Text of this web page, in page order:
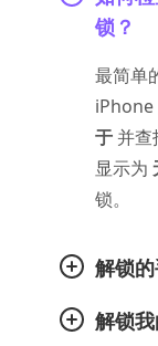
锁？
最简单
iPhone
于 并查
显示为
锁。
解锁
解锁